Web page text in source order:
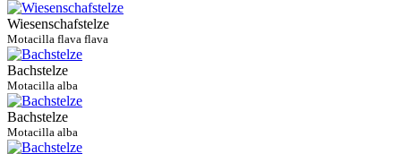
Wiesenschafstelze
Motacilla flava flava
Bachstelze
Motacilla alba
Bachstelze
Motacilla alba